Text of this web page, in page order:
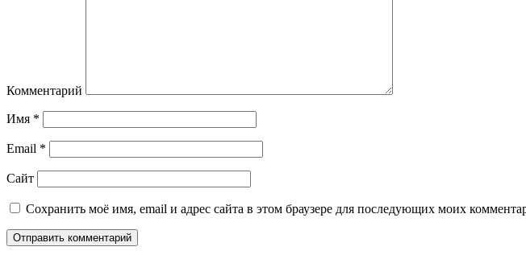
Комментарий
Имя *
Email *
Сайт
Сохранить моё имя, email и адрес сайта в этом браузере для последующих моих